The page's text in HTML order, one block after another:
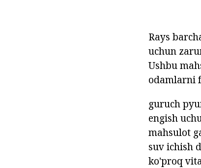
Rays
uchun
Ushbu
odamlarni
guruch
engish
mahsulot
suv ichish
ko'proq